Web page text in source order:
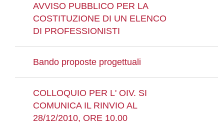
AVVISO PUBBLICO PER LA
COSTITUZIONE DI UN ELENCO
DI PROFESSIONISTI
Bando proposte progettuali
COLLOQUIO PER L' OIV. SI
COMUNICA IL RINVIO AL
28/12/2010, ORE 10.00